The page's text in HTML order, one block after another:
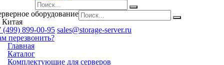
оборудование
Китая
(499) 899-00-95 sales@storage-server.ru
перезвонить?
Главная
Каталог
Комплектующие для серверов